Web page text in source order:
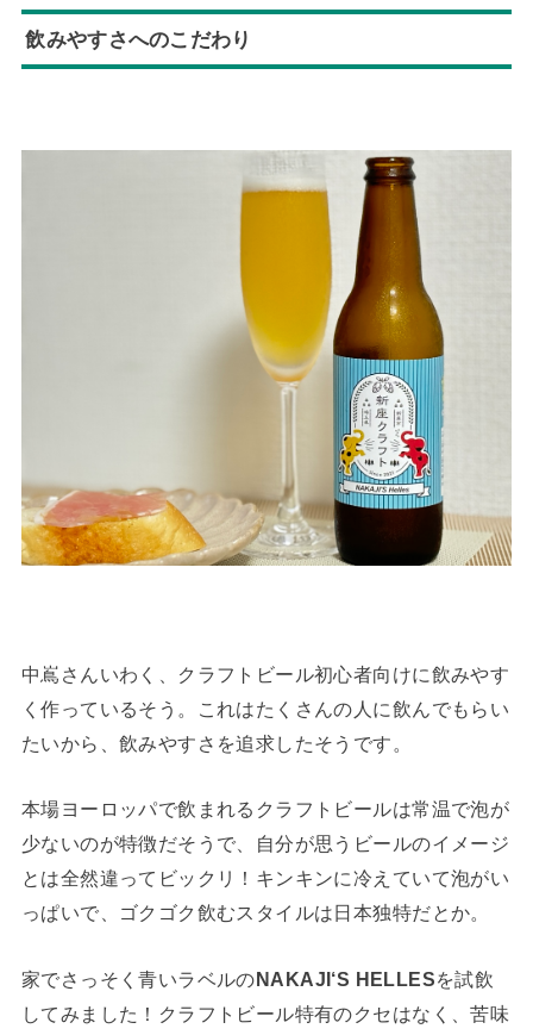
飲みやすさへのこだわり
中嶌さんいわく、クラフトビール初心者向けに飲みやす
く作っているそう。これはたくさんの人に飲んでもらい
たいから、飲みやすさを追求したそうです。
本場ヨーロッパで飲まれるクラフトビールは常温で泡が
少ないのが特徴だそうで、自分が思うビールのイメージ
とは全然違ってビックリ！キンキンに冷えていて泡がい
っぱいで、ゴクゴク飲むスタイルは日本独特だとか。
家でさっそく青いラベルのNAKAJI‘S HELLESを試飲
してみました！クラフトビール特有のクセはなく、苦味